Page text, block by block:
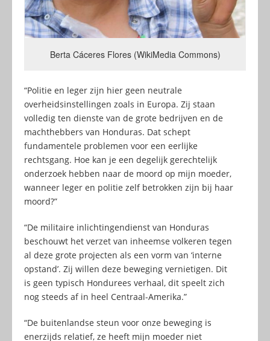
Berta Cáceres Flores (WikiMedia Commons)
“Politie en leger zijn hier geen neutrale
overheidsinstellingen zoals in Europa. Zij staan
volledig ten dienste van de grote bedrijven en de
machthebbers van Honduras. Dat schept
fundamentele problemen voor een eerlijke
rechtsgang. Hoe kan je een degelijk gerechtelijk
onderzoek hebben naar de moord op mijn moeder,
wanneer leger en politie zelf betrokken zijn bij haar
moord?”
“De militaire inlichtingendienst van Honduras
beschouwt het verzet van inheemse volkeren tegen
al deze grote projecten als een vorm van ‘interne
opstand’. Zij willen deze beweging vernietigen. Dit
is geen typisch Hondurees verhaal, dit speelt zich
nog steeds af in heel Centraal-Amerika.”
“De buitenlandse steun voor onze beweging is
enerzijds relatief, ze heeft mijn moeder niet